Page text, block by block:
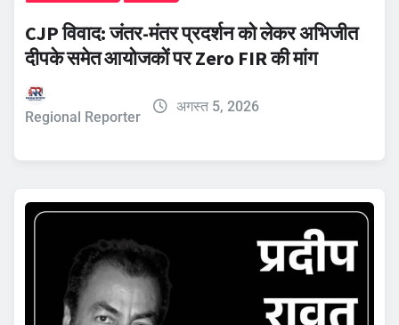
CJP विवाद: जंतर-मंतर प्रदर्शन को लेकर अभिजीत
दीपके समेत आयोजकों पर Zero FIR की मांग
Regional Reporter
अगस्त 5, 2026